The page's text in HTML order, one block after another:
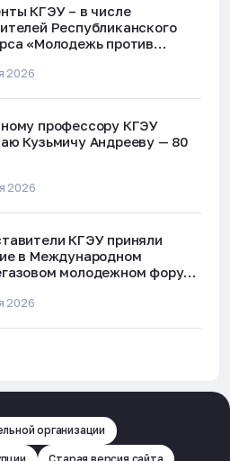
КГЭУ – в числе
Республиканского
«Молодежь против
2026
профессору КГЭУ
Кузьмичу Андрееву — 80
2026
КГЭУ приняли
в Международном
молодежном форуме
2026
организации